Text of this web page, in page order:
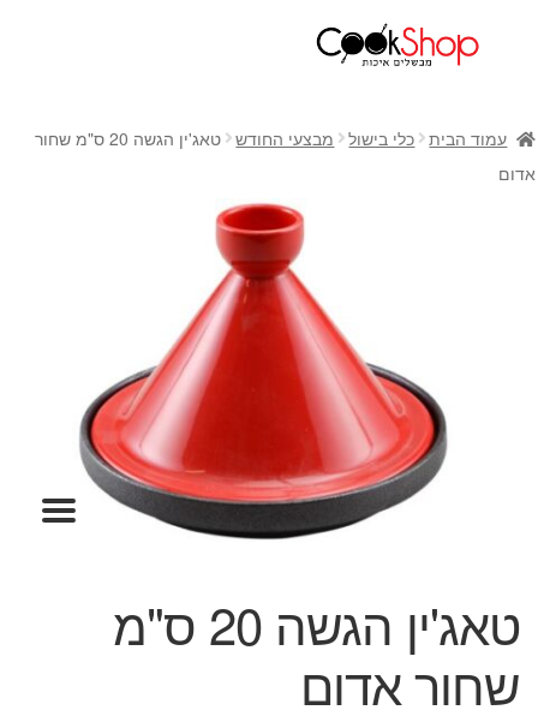
חנות
כלי בישול
גאדג'טס וכלי מטבח
אחסון למטבח
קפה ותה
גיפט קארד
מתנות לחנוכת בית
מתנות למטבח
מתכונים שלכם
עמוד הבית כלי בישול מבצעי החודש
טאג'ין הגשה 20 ס"מ שחור
אדום
טאג'ין הגשה 20 ס"מ
שחור אדום